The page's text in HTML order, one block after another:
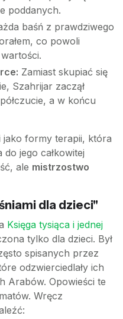
poddanych.
baśń z prawdziwego
co powoli
Zamiast skupiać się
Szahrijar zaczął
a w końcu
jako formy terapii, która
do jego całkowitej
ale mistrzostwo
dla dzieci"
Księga tysiąca i jednej
tylko dla dzieci. Był
spisanych przez
odzwierciedlały ich
Arabów. Opowieści te
Wręcz